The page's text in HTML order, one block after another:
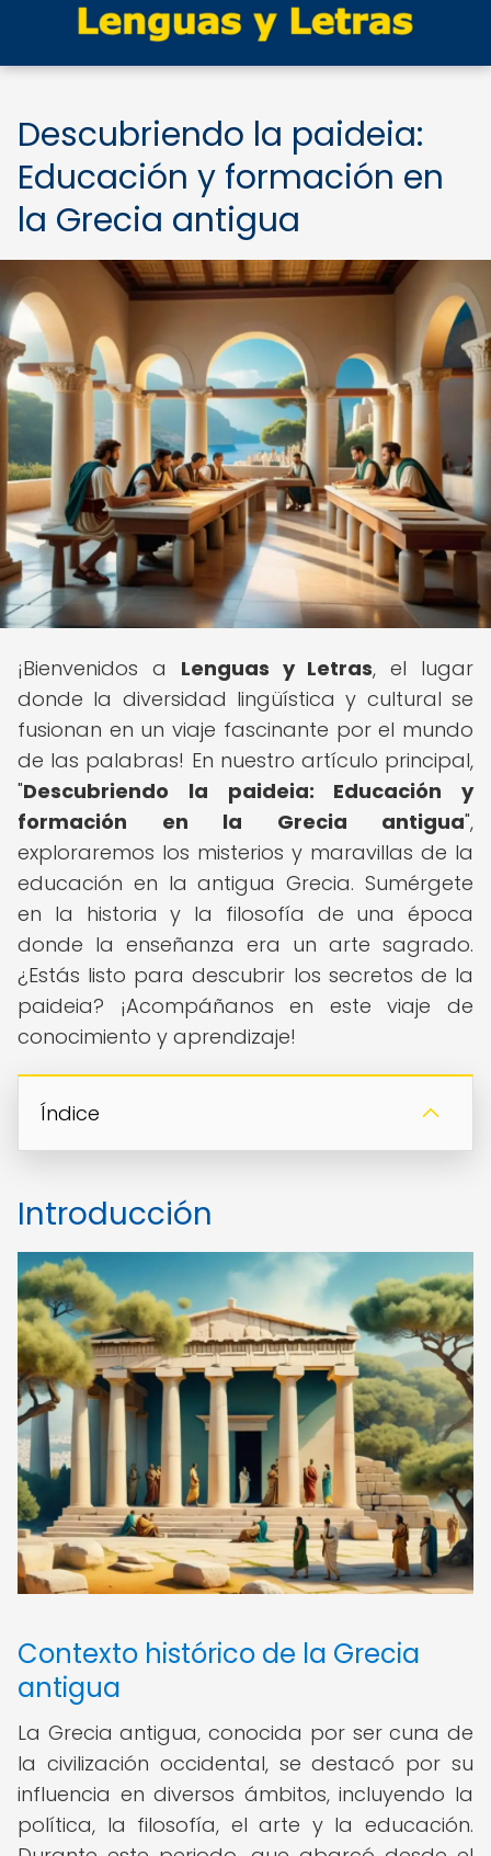
Descubriendo la paideia:
Educación y formación en
la Grecia antigua
¡Bienvenidos a Lenguas y Letras, el lugar
donde la diversidad lingüística y cultural se
fusionan en un viaje fascinante por el mundo
de las palabras! En nuestro artículo principal,
"Descubriendo la paideia: Educación y
formación en la Grecia antigua",
exploraremos los misterios y maravillas de la
educación en la antigua Grecia. Sumérgete
en la historia y la filosofía de una época
donde la enseñanza era un arte sagrado.
¿Estás listo para descubrir los secretos de la
paideia? ¡Acompáñanos en este viaje de
conocimiento y aprendizaje!
Índice
Introducción
Contexto histórico de la Grecia
antigua
La Grecia antigua, conocida por ser cuna de
la civilización occidental, se destacó por su
influencia en diversos ámbitos, incluyendo la
política, la filosofía, el arte y la educación.